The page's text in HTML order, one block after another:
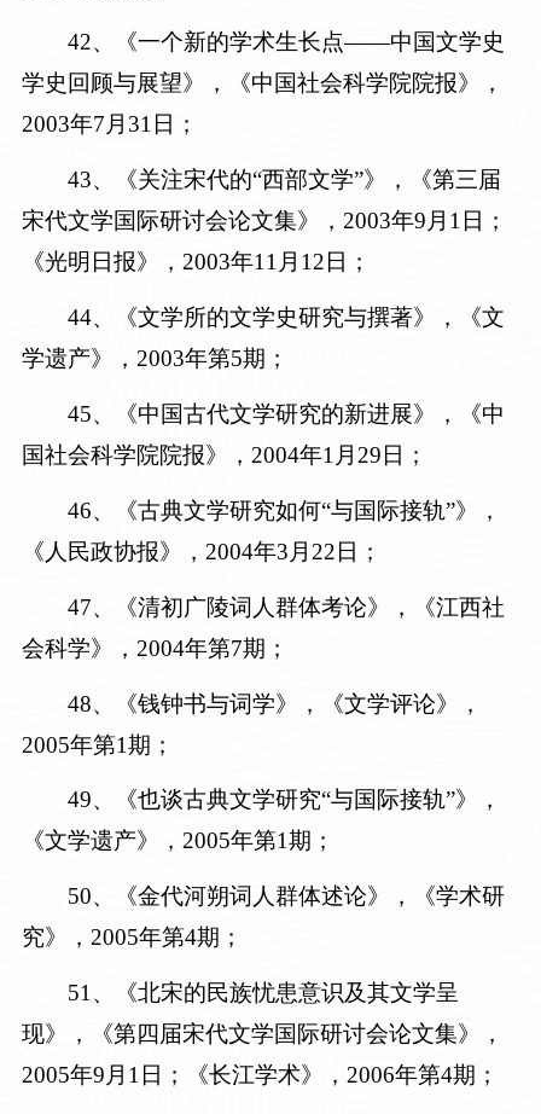
42、《一个新的学术生长点——中国文学史
学史回顾与展望》，《中国社会科学院院报》，
2003年7月31日 ；
43、《关注宋代的“西部文学”》，《第三届
宋代文学国际研讨会论文集》， 2003年9月1日；
《光明日报》，2003年11月12日 ；
44、《文学所的文学史研究与撰著》，《文
学遗产》， 2003年第5期 ；
45、《中国古代文学研究的新进展》，《中
国社会科学院院报》， 2004年1月29日 ；
46、《古典文学研究如何“与国际接轨”》，
《人民政协报》， 2004年3月22日 ；
47、《清初广陵词人群体考论》，《江西社
会科学》， 2004年第7期 ；
48、《钱钟书与词学》，《文学评论》，
2005年第1期 ；
49、《也谈古典文学研究“与国际接轨”》，
《文学遗产》， 2005年第1期 ；
50、《金代河朔词人群体述论》，《学术研
究》， 2005年第4期 ；
51、《北宋的民族忧患意识及其文学呈
现》，《第四届宋代文学国际研讨会论文集》，
2005年9月1日；《长江学术》，2006年第4期 ；